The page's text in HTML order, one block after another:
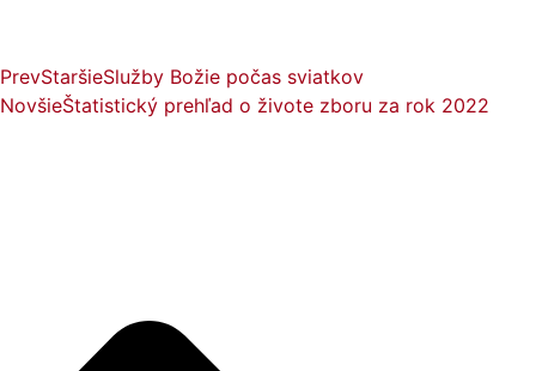
PrevStaršieSlužby Božie počas sviatkov
NovšieŠtatistický prehľad o živote zboru za rok 2022